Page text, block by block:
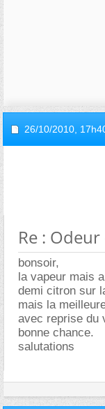
26/10/2010,
Re :
bonsoir,
la vapeur mais
demi citron sur
mais la
avec reprise du
bonne chance.
salutations